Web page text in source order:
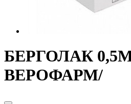
БЕРГОЛАК
ВЕРОФАРМ/